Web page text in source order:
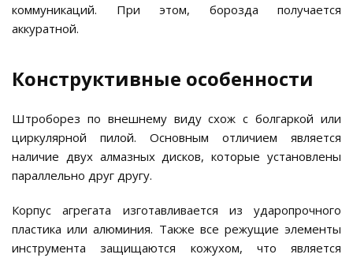
коммуникаций. При этом, борозда получается
аккуратной.
Конструктивные особенности
Штроборез по внешнему виду схож с болгаркой или
циркулярной пилой. Основным отличием является
наличие двух алмазных дисков, которые установлены
параллельно друг другу.
Корпус агрегата изготавливается из ударопрочного
пластика или алюминия. Также все режущие элементы
инструмента защищаются кожухом, что является